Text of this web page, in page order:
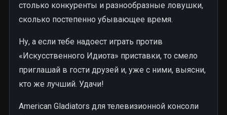
столько конкуренты и разнообразные ловушки,
сколько постепенно убывающее время.
Ну, а если тебе надоест играть против
«Искусственного Идиота» приставки, то смело
приглашай в гости друзей и, уже с ними, выясни,
кто же лучший. Удачи!
American Gladiators для телевизионной консоли